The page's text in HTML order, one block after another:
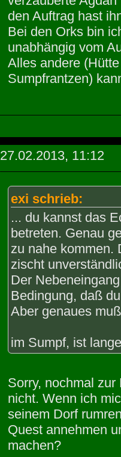
den Auftrag hast
Bei den Orks bin
unabhängig vom
Alles andere
Sumpfrantzen)
27.02.2013, 11:12
exi schrieb:
... du kannst das
betreten. Genau
zu nahe kommen.
zischt
Der
Bedingung, daß
Aber genaues
im Sumpf, ist
Sorry, nochmal
nicht. Wenn ich
seinem Dorf
Quest annehmen
machen?